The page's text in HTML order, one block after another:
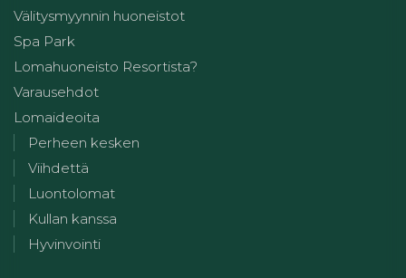
Välitysmyynnin huoneistot
Spa Park
Lomahuoneisto Resortista?
Varausehdot
Lomaideoita
Perheen kesken
Viihdettä
Luontolomat
Kullan kanssa
Hyvinvointi